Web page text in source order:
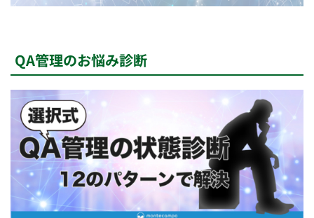
QA管理のお悩み診断